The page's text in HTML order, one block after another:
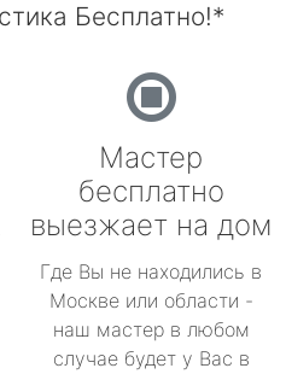
Бесплатно!*
Мастер
бесплатно
выезжает на дом
Где Вы не находились в
Москве или области -
наш мастер в любом
случае будет у Вас в